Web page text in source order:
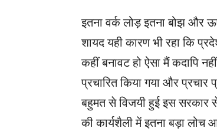
इतना वर्क लोड़ इतना बोझ और
शायद यही कारण भी रहा कि
कहीं बनावट हो ऐसा मैं कदापि
प्रचारित किया गया और
बहुमत से विजयी हुई इस सरकार
की कार्यशैली में इतना बड़ा लोच